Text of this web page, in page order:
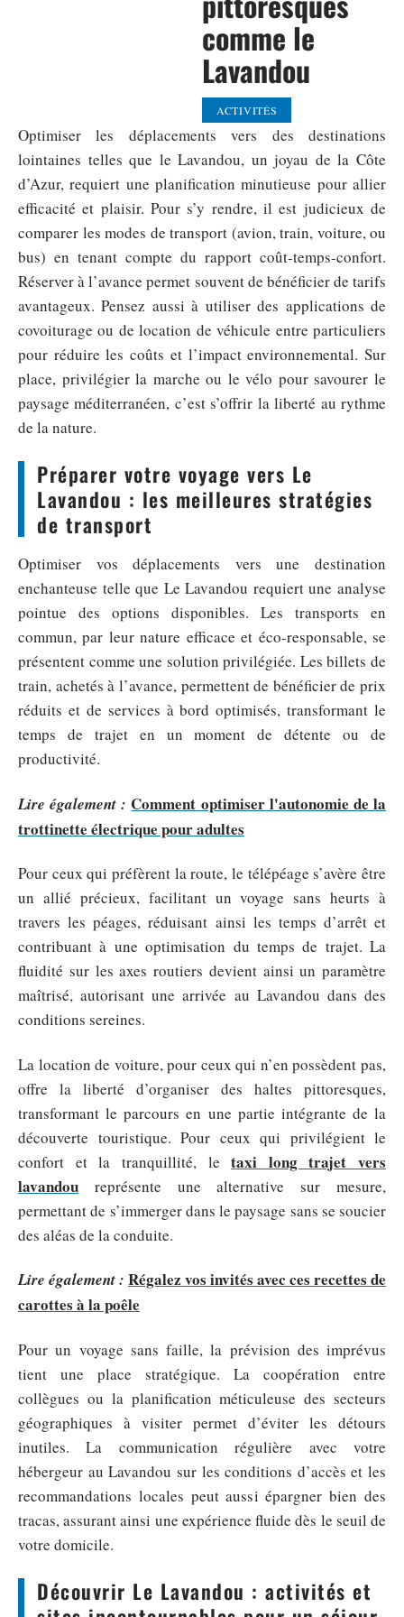
comme le
Lavandou
ACTIVITÉS
Optimiser les déplacements vers des destinations
lointaines telles que le Lavandou, un joyau de la Côte
d’Azur, requiert une planification minutieuse pour allier
efficacité et plaisir. Pour s’y rendre, il est judicieux de
comparer les modes de transport (avion, train, voiture, ou
bus) en tenant compte du rapport coût-temps-confort.
Réserver à l’avance permet souvent de bénéficier de tarifs
avantageux. Pensez aussi à utiliser des applications de
covoiturage ou de location de véhicule entre particuliers
pour réduire les coûts et l’impact environnemental. Sur
place, privilégier la marche ou le vélo pour savourer le
paysage méditerranéen, c’est s’offrir la liberté au rythme
de la nature.
Préparer votre voyage vers Le
Lavandou : les meilleures stratégies
de transport
Optimiser vos déplacements vers une destination
enchanteuse telle que Le Lavandou requiert une analyse
pointue des options disponibles. Les transports en
commun, par leur nature efficace et éco-responsable, se
présentent comme une solution privilégiée. Les billets de
train, achetés à l’avance, permettent de bénéficier de prix
réduits et de services à bord optimisés, transformant le
temps de trajet en un moment de détente ou de
productivité.
Lire également : Comment optimiser l'autonomie de la
trottinette électrique pour adultes
Pour ceux qui préfèrent la route, le télépéage s’avère être
un allié précieux, facilitant un voyage sans heurts à
travers les péages, réduisant ainsi les temps d’arrêt et
contribuant à une optimisation du temps de trajet. La
fluidité sur les axes routiers devient ainsi un paramètre
maîtrisé, autorisant une arrivée au Lavandou dans des
conditions sereines.
La location de voiture, pour ceux qui n’en possèdent pas,
offre la liberté d’organiser des haltes pittoresques,
transformant le parcours en une partie intégrante de la
découverte touristique. Pour ceux qui privilégient le
confort et la tranquillité, letaxi long trajet vers
lavandou représente une alternative sur mesure,
permettant de s’immerger dans le paysage sans se soucier
des aléas de la conduite.
Lire également : Régalez vos invités avec ces recettes de
carottes à la poêle
Pour un voyage sans faille, la prévision des imprévus
tient une place stratégique. La coopération entre
collègues ou la planification méticuleuse des secteurs
géographiques à visiter permet d’éviter les détours
inutiles. La communication régulière avec votre
hébergeur au Lavandou sur les conditions d’accès et les
recommandations locales peut aussi épargner bien des
tracas, assurant ainsi une expérience fluide dès le seuil de
votre domicile.
Découvrir Le Lavandou : activités et